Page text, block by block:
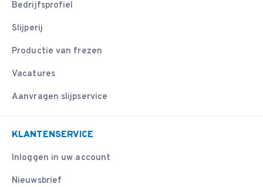
Bedrijfsprofiel
Slijperij
Productie van frezen
Vacatures
Aanvragen slijpservice
KLANTENSERVICE
Inloggen in uw account
Nieuwsbrief